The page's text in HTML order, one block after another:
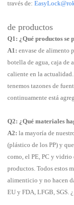
través de:
de productos
Q1: ¿Qué productos se
A1: envase de alimento
botella de agua, caja de
caliente en la
tenemos tazones de
continuamente está
Q2: ¿Qué materiales
A2: la mayoría de
(plástico de los PP) y
como, el PE, PC y vidrio
productos. Todos estos
alimenticio y no hacen
EU y FDA, LFGB, SGS. ¿